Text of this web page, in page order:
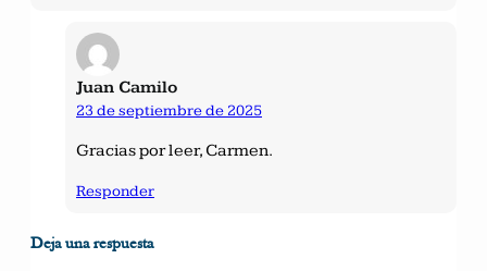
Juan Camilo
23 de septiembre de 2025
Gracias por leer, Carmen.
Responder
Deja una respuesta